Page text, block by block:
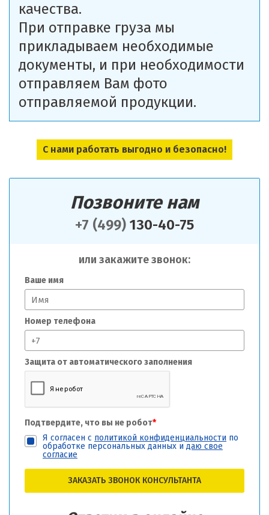
Позвоните нам
+7 (499) 130-40-75
или закажите звонок:
Ваше имя
Номер телефона
Защита от автоматического заполнения
Подтвердите, что вы не робот*
Я согласен с политикой конфиденциальности по
обработке персональных данных и даю свое
согласие
ЗАКАЗАТЬ ЗВОНОК КОНСУЛЬТАНТА
качества.
При отправке груза мы
прикладываем необходимые
документы, и при необходимости
отправляем Вам фото
отправляемой продукции.
С нами работать выгодно и безопасно!